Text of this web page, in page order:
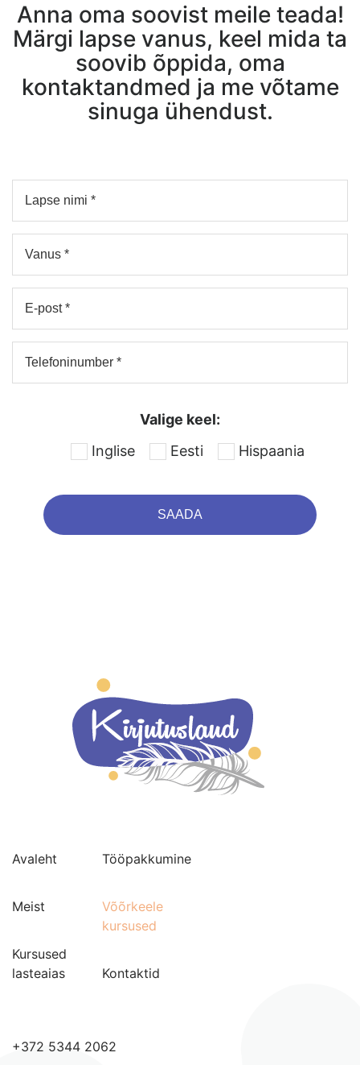
Anna oma soovist meile teada!
Märgi lapse vanus, keel mida ta
soovib õppida, oma
kontaktandmed ja me võtame
sinuga ühendust.
Valige keel:
Inglise
Eesti Hispaania
Avaleht
Meist
Kursused
lasteaias
Tööpakkumine
Võõrkeele
kursused
Kontaktid
+372 5344 2062